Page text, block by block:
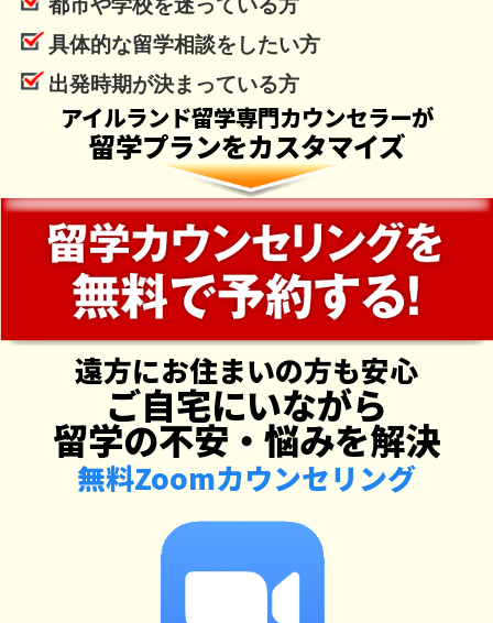
都市や学校を迷っている方
具体的な留学相談をしたい方
出発時期が決まっている方
アイルランド留学専門カウンセラーが
留学プランをカスタマイズ
遠方にお住まいの方も安心
ご自宅にいながら
留学の不安・悩みを解決
無料Zoomカウンセリング